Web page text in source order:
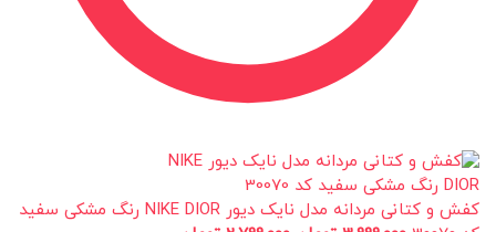
کفش و کتانی مردانه مدل نایک دیور NIKE DIOR رنگ مشکی سفید